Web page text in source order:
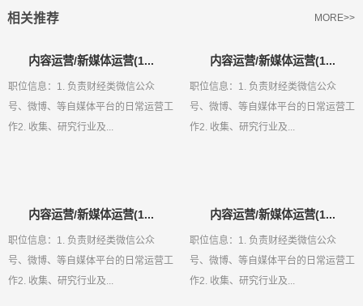
相关推荐 MORE>>
内容运营/新媒体运营(1...
职位信息：1. 负责财经类微信公众
号、微博、等自媒体平台的日常运营工
作2. 收集、研究行业及...
内容运营/新媒体运营(1...
职位信息：1. 负责财经类微信公众
号、微博、等自媒体平台的日常运营工
作2. 收集、研究行业及...
内容运营/新媒体运营(1...
职位信息：1. 负责财经类微信公众
号、微博、等自媒体平台的日常运营工
作2. 收集、研究行业及...
内容运营/新媒体运营(1...
职位信息：1. 负责财经类微信公众
号、微博、等自媒体平台的日常运营工
作2. 收集、研究行业及...